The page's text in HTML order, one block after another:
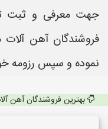
جهت معرفی و ثبت
فروشندگان آهن
نموده و سپس رزومه
بهترین فروشندگان آهن